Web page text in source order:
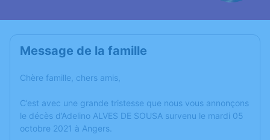
Message de la famille
Chère famille, chers amis,
C’est avec une grande tristesse que nous vous annonçons
le décès d’Adelino ALVES DE SOUSA survenu le mardi 05
octobre 2021 à Angers.